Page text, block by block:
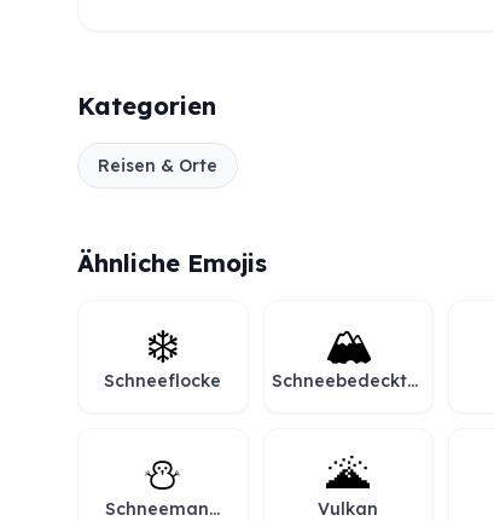
Kategorien
Reisen & Orte
Ähnliche Emojis
❄️
Schneeflocke
🏔️
Schneebedeckter
⛄
Schneemann
🌋
Vulkan